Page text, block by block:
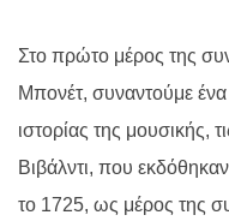
Στο πρώτο μέρος της
Μπονέτ, συναντούμε
ιστορίας της μουσικής,
Βιβάλντι, που
το 1725, ως μέρος της